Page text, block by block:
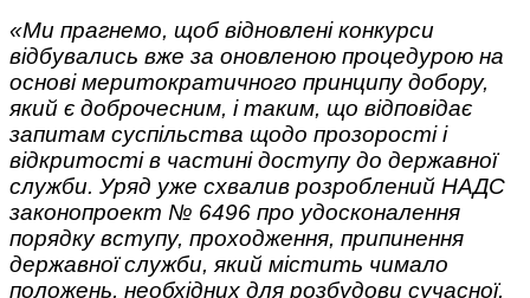
«Ми прагнемо, щоб відновлені конкурси
відбувались вже за оновленою процедурою на
основі меритократичного принципу добору,
який є доброчесним, і таким, що відповідає
запитам суспільства щодо прозорості і
відкритості в частині доступу до державної
служби. Уряд уже схвалив розроблений НАДС
законопроект № 6496 про удосконалення
порядку вступу, проходження, припинення
державної служби, який містить чимало
положень, необхідних для розбудови сучасної,